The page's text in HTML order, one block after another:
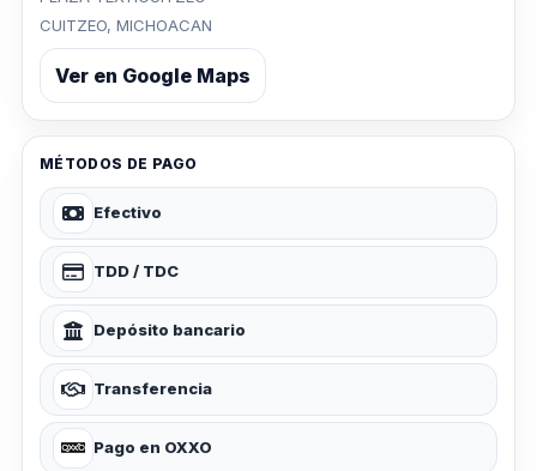
CUITZEO, MICHOACAN
Ver en Google Maps
MÉTODOS DE PAGO
Efectivo
TDD / TDC
Depósito bancario
Transferencia
Pago en OXXO